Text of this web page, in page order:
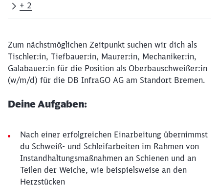
+ 2
Zum nächstmöglichen Zeitpunkt suchen wir dich als
Tischler:in, Tiefbauer:in, Maurer:in, Mechaniker:in,
Galabauer:in für die Position als Oberbauschweißer:in
(w/m/d) für die DB InfraGO AG am Standort Bremen.
Deine Aufgaben:
Nach einer erfolgreichen Einarbeitung übernimmst
du Schweiß- und Schleifarbeiten im Rahmen von
Instandhaltungsmaßnahmen an Schienen und an
Teilen der Weiche, wie beispielsweise an den
Herzstücken